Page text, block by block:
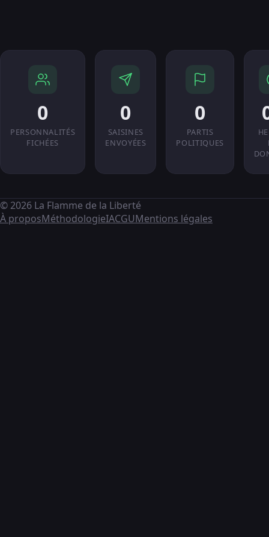
0
PERSONNALITÉS
FICHÉES
0
SAISINES
ENVOYÉES
0
PARTIS
POLITIQUES
© 2026 La Flamme de la Liberté
À proposMéthodologieIACGUMentions légales